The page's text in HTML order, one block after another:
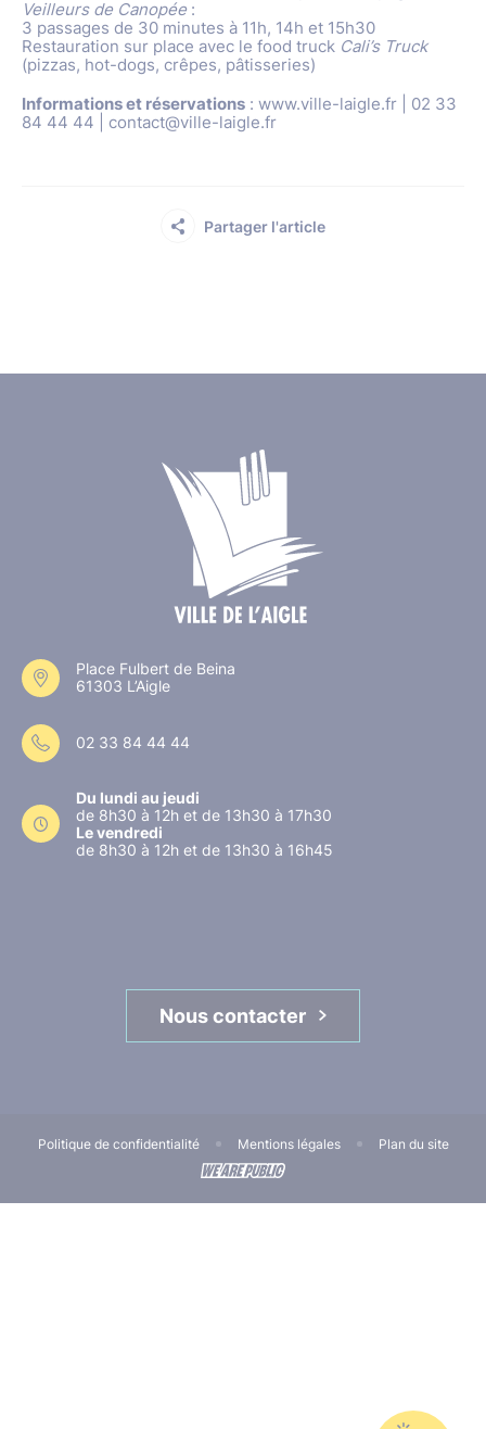
Veilleurs de Canopée:
3 passages de 30 minutes à 11h, 14h et 15h30
Restauration sur place avec le food truck Cali’s Truck
(pizzas, hot-dogs, crêpes, pâtisseries)
Informations et réservations : www.ville-laigle.fr | 02 33
84 44 44 | contact@ville-laigle.fr
Partager l'article
Place Fulbert de Beina
61303 L’Aigle
02 33 84 44 44
Du lundi au jeudi
de 8h30 à 12h et de 13h30 à 17h30
Le vendredi
de 8h30 à 12h et de 13h30 à 16h45
Nous contacter
Politique de confidentialité Mentions légales Plan du site